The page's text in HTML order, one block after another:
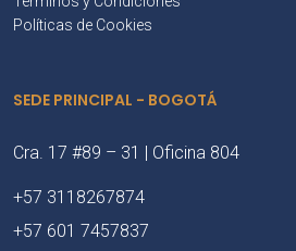
Políticas de Cookies
SEDE PRINCIPAL - BOGOTÁ
Cra. 17 #89 – 31 | Oficina 804
+57 3118267874
+57 601 7457837